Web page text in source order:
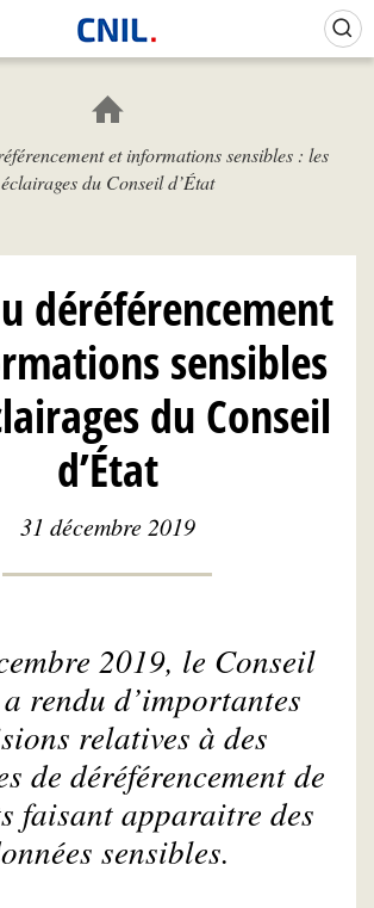
c
i
l
N
L
et informations sensibles : les
éclairages du Conseil d’État
déréférencement
sensibles
du Conseil
d’État
31 décembre 2019
2019, le Conseil
rendu d’importantes
relatives à des
de déréférencement de
faisant apparaitre des
sensibles.
sur les cookies (témoins de connexion)